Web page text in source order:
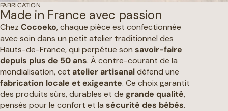
FABRICATION
Made in France avec passion
Chez Cocoeko, chaque pièce est confectionnée
avec soin dans un petit atelier traditionnel des
Hauts-de-France, qui perpétue son savoir-faire
depuis plus de 50 ans. À contre-courant de la
mondialisation, cet atelier artisanaldéfend une
fabrication locale et exigeante. Ce choix garantit
des produits sûrs, durables et de grande qualité,
pensés pour le confort et la sécurité des bébés.